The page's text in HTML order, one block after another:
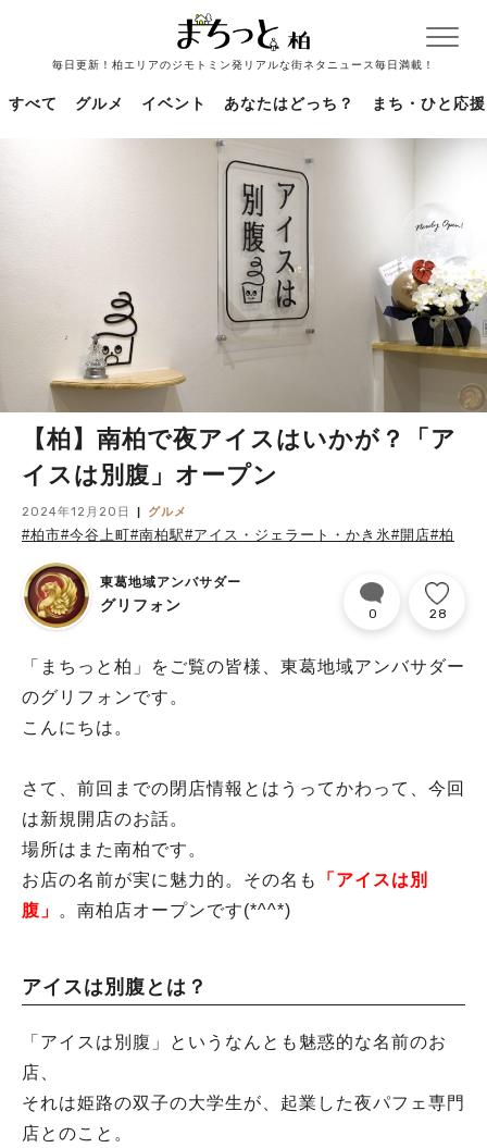
毎日更新！柏エリアのジモトミン発リアルな街ネタニュース毎日満載！
すべて グルメ イベント あなたはどっち？ まち・ひと応援
【柏】南柏で夜アイスはいかが？「ア
イスは別腹」オープン
2024年12月20日 グルメ
#柏市#今谷上町#南柏駅#アイス・ジェラート・かき氷#開店#柏
東葛地域アンバサダー
グリフォン 0 28
「まちっと柏」をご覧の皆様、東葛地域アンバサダー
のグリフォンです。
こんにちは。
さて、前回までの閉店情報とはうってかわって、今回
は新規開店のお話。
場所はまた南柏です。
お店の名前が実に魅力的。その名も
「アイスは別
腹」
。南柏店オープンです(*^^*)
アイスは別腹とは？
「アイスは別腹」というなんとも魅惑的な名前のお
店、
それは姫路の双子の大学生が、起業した夜パフェ専門
店とのこと。